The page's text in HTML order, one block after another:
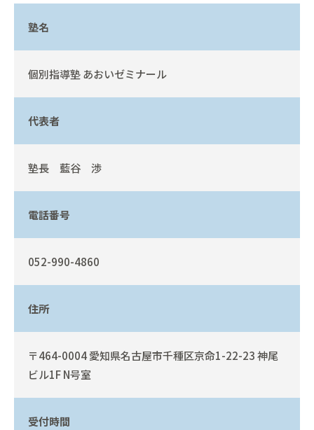
塾名
個別指導塾 あおいゼミナール
代表者
塾長 藍谷 渉
電話番号
052-990-4860
住所
〒464-0004 愛知県名古屋市千種区京命1-22-23 神尾
ビル1F N号室
受付時間